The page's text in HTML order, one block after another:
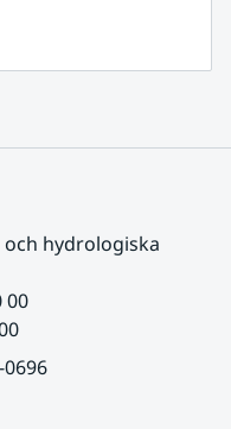
hydrologiska
00